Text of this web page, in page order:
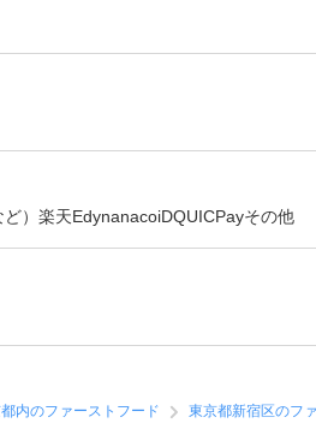
） 楽天EdynanacoiDQUICPayその他
内のファーストフード
東京都新宿区のフ